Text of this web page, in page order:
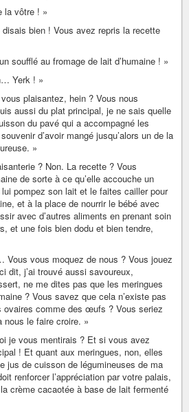
la vôtre ! »
bien ! Vous avez repris la recette
soufflé au fromage de lait d’humaine ! »
Yerk ! »
plaisantez, hein ? Vous nous
aussi du plat principal, je ne sais quelle
du pavé qui a accompagné les
d’avoir mangé jusqu’alors un de la
»
? Non. La recette ? Vous
de sorte à ce qu’elle accouche un
lui pompez son lait et le faites cailler pour
et à la place de nourrir le bébé avec
avec d’autres aliments en prenant soin
et une fois bien dodu et bien tendre,
Vous vous moquez de nous ? Vous jouez
dit, j’ai trouvé aussi savoureux,
ne me dites pas que les meringues
? Vous savez que cela n’existe pas
ovaires comme des œufs ? Vous seriez
nous le faire croire. »
je vous mentirais ? Et si vous avez
! Et quant aux meringues, non, elles
jus de cuisson de légumineuses de ma
renforcer l’appréciation par votre palais,
crème cacaotée à base de lait fermenté